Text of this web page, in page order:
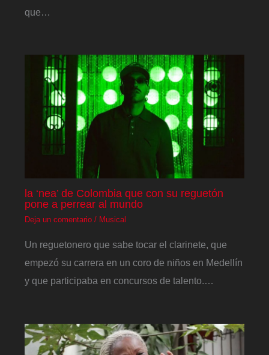
que…
la ‘nea’ de Colombia que con su reguetón
pone a perrear al mundo
Deja un comentario / Musical
Un reguetonero que sabe tocar el clarinete, que
empezó su carrera en un coro de niños en Medellín
y que participaba en concursos de talento.…